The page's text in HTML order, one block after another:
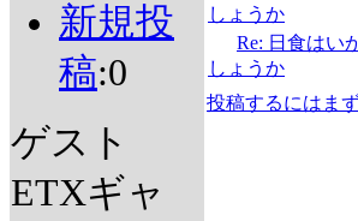
新規投
稿:0
ゲスト
ETXギャ
しょうか
Re: 日食はい
しょうか
投稿するにはま